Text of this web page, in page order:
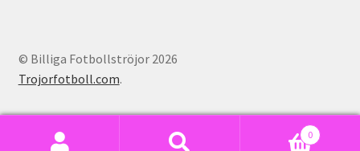
© Billiga Fotbollströjor 2026
Trojorfotboll.com.
0